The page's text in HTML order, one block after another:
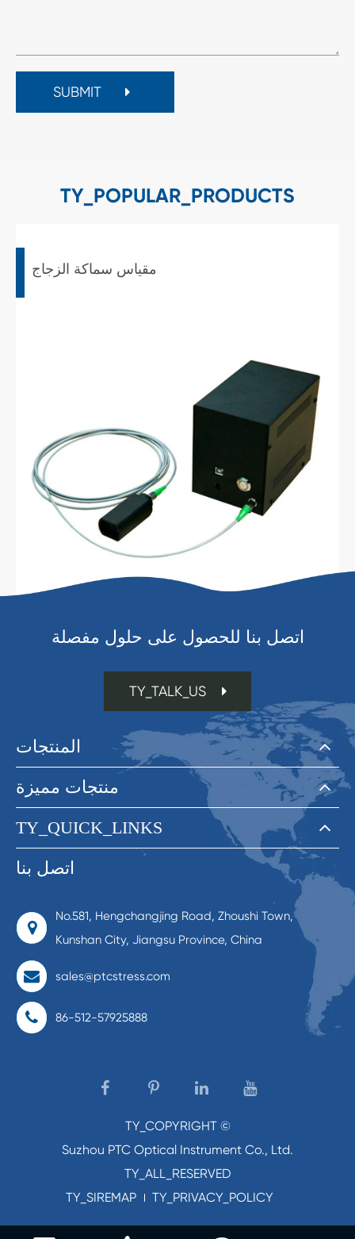
SUBMIT
TY_POPULAR_PRODUCTS
مقياس سماكة الزجاج
اتصل بنا للحصول على حلول مفصلة
TY_TALK_US
المنتجات
منتجات مميزة
TY_QUICK_LINKS
اتصل بنا
No.581, Hengchangjing Road, Zhoushi Town,
Kunshan City, Jiangsu Province, China
sales@ptcstress.com
86-512-57925888
TY_COPYRIGHT ©
Suzhou PTC Optical Instrument Co., Ltd.
TY_ALL_RESERVED
TY_SIREMAP
TY_PRIVACY_POLICY